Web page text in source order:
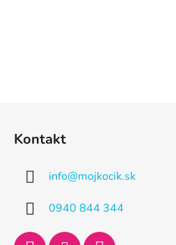
Kontakt
info@mojkocik.sk
0940 844 344